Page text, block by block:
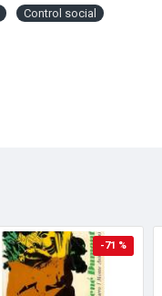
Control social
-71 %